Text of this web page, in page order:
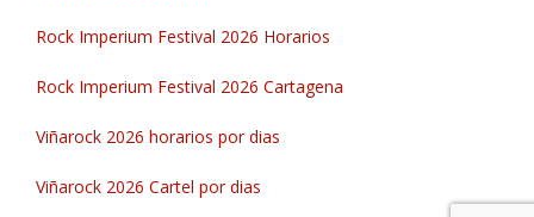
Rock Imperium Festival 2026 Horarios
Rock Imperium Festival 2026 Cartagena
Viñarock 2026 horarios por dias
Viñarock 2026 Cartel por dias